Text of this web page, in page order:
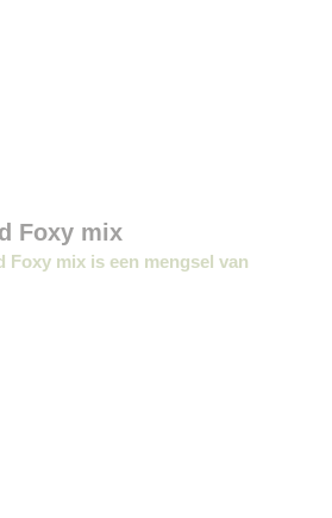
Foxy mix
Foxy mix is een mengsel van